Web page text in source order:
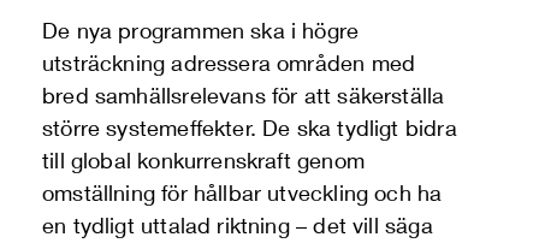
De nya programmen ska i högre
utsträckning adressera områden med
bred samhällsrelevans för att säkerställa
större systemeffekter. De ska tydligt bidra
till global konkurrenskraft genom
omställning för hållbar utveckling och ha
en tydligt uttalad riktning – det vill säga